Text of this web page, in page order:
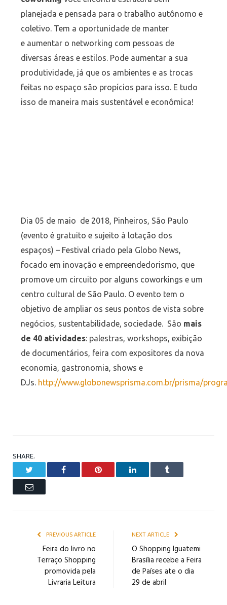
planejada e pensada para o trabalho autônomo e
coletivo. Tem a oportunidade de manter
e aumentar o networking com pessoas de
diversas áreas e estilos. Pode aumentar a sua
produtividade, já que os ambientes e as trocas
feitas no espaço são propícios para isso. E tudo
isso de maneira mais sustentável e econômica!
Dia 05 de maio de 2018, Pinheiros, São Paulo
(evento é gratuito e sujeito à lotação dos
espaços) – Festival criado pela Globo News,
focado em inovação e empreendedorismo, que
promove um circuito por alguns coworkings e um
centro cultural de São Paulo. O evento tem o
objetivo de ampliar os seus pontos de vista sobre
negócios, sustentabilidade, sociedade. São mais
de 40 atividades: palestras, workshops, exibição
de documentários, feira com expositores da nova
economia, gastronomia, shows e
DJs. http://www.globonewsprisma.com.br/prisma/
SHARE.
Facebook Pinterest LinkedIn Tumblr
Email
PREVIOUS ARTICLE
Feira do livro no
Terraço Shopping
promovida pela
Livraria Leitura
NEXT ARTICLE
O Shopping Iguatemi
Brasília recebe a Feira
de Países ate o dia
29 de abril